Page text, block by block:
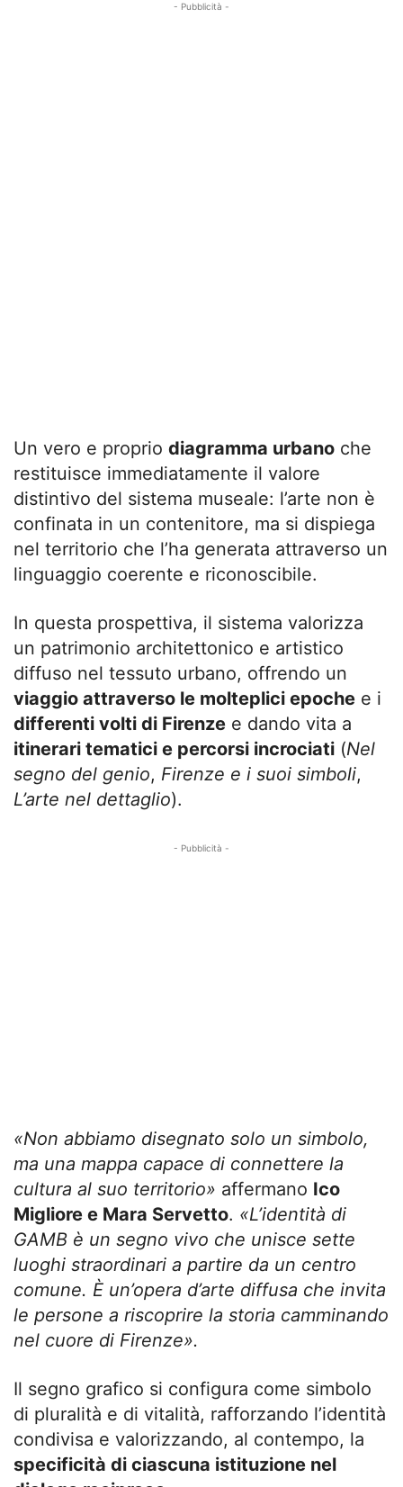
- Pubblicità -
Un vero e proprio diagramma urbano che
restituisce immediatamente il valore
distintivo del sistema museale: l’arte non è
confinata in un contenitore, ma si dispiega
nel territorio che l’ha generata attraverso un
linguaggio coerente e riconoscibile.
In questa prospettiva, il sistema valorizza
un patrimonio architettonico e artistico
diffuso nel tessuto urbano, offrendo un
viaggio attraverso le molteplici epoche e i
differenti volti di Firenze e dando vita a
itinerari tematici e percorsi incrociati (Nel
segno del genio, Firenze e i suoi simboli,
L’arte nel dettaglio).
- Pubblicità -
«Non abbiamo disegnato solo un simbolo,
ma una mappa capace di connettere la
cultura al suo territorio» affermano Ico
Migliore e Mara Servetto. «L’identità di
GAMB è un segno vivo che unisce sette
luoghi straordinari a partire da un centro
comune. È un’opera d’arte diffusa che invita
le persone a riscoprire la storia camminando
nel cuore di Firenze».
Il segno grafico si configura come simbolo
di pluralità e di vitalità, rafforzando l’identità
condivisa e valorizzando, al contempo, la
specificità di ciascuna istituzione nel